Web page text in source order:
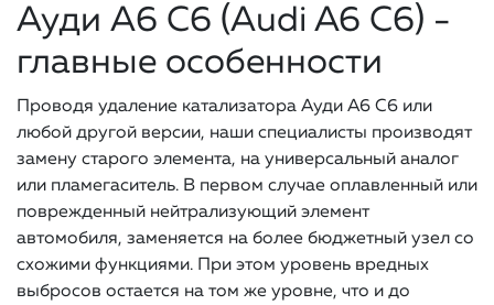
Ауди А6 С6 (Audi A6 C6) -
главные особенности
Проводя удаление катализатора Ауди А6 С6 или
любой другой версии, наши специалисты производят
замену старого элемента, на универсальный аналог
или пламегаситель. В первом случае оплавленный или
поврежденный нейтрализующий элемент
автомобиля, заменяется на более бюджетный узел со
схожими функциями. При этом уровень вредных
выбросов остается на том же уровне, что и до